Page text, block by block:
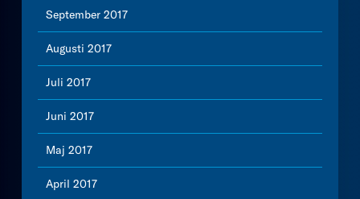
September 2017
Augusti 2017
Juli 2017
Juni 2017
Maj 2017
April 2017